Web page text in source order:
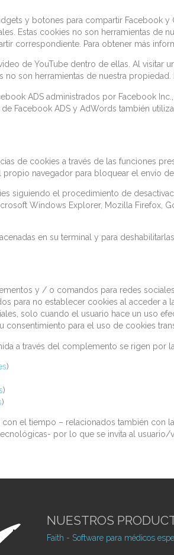
y botones para compartir
Estas cookies no son herramientas
correspondiente. Para obtener más
de YouTube dentro de ellas. Al visitar
no son herramientas de nuestra
ADS administrados por Facebook
Facebook ADS y AdWords también
de cookies a través de las funciones
navegador para bloquear el envío
siguiendo el procedimiento de
Windows Explorer, Mozilla Firefox,
en su terminal y para
y / o comandos para redes
para no establecer cookies al acceder a
solo cuando el usuario hace un uso
para el uso de cookies
a través del complemento se rigen por
)
)
)
el tiempo – relacionados también con
por lo que se invita al usuario/
NUESTROS
Faith - Software para médicos